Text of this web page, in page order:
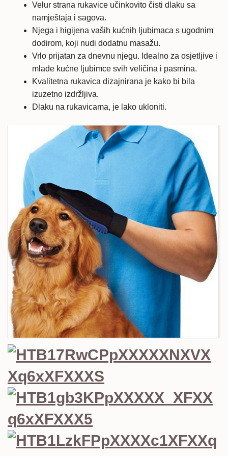
Velur strana rukavice učinkovito čisti dlaku sa
namještaja i sagova.
Njega i higijena vaših kućnih ljubimaca s ugodnim
dodirom, koji nudi dodatnu masažu.
Vrlo prijatan za dnevnu njegu. Idealno za osjetljive i
mlade kućne ljubimce svih veličina i pasmina.
Kvalitetna rukavica dizajnirana je kako bi bila
izuzetno izdržljiva.
Dlaku na rukavicama, je lako ukloniti.